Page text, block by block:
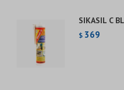
SIKASIL C
$ 369